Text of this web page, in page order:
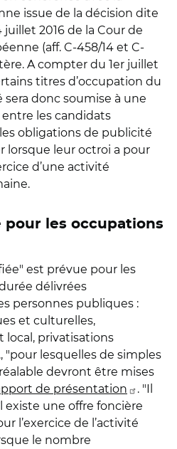
issue de la décision dite
2016 de la Cour de
(aff. C-458/14 et C-
A compter du 1er juillet
titres d’occupation du
donc soumise à une
les candidats
obligations de publicité
lorsque leur octroi a pour
d’une activité
pour les occupations
est prévue pour les
délivrées
personnes publiques :
et culturelles,
privatisations
"pour lesquelles de simples
devront être mises
de présentation
. "Il
existe une offre foncière
l’exercice de l’activité
le nombre